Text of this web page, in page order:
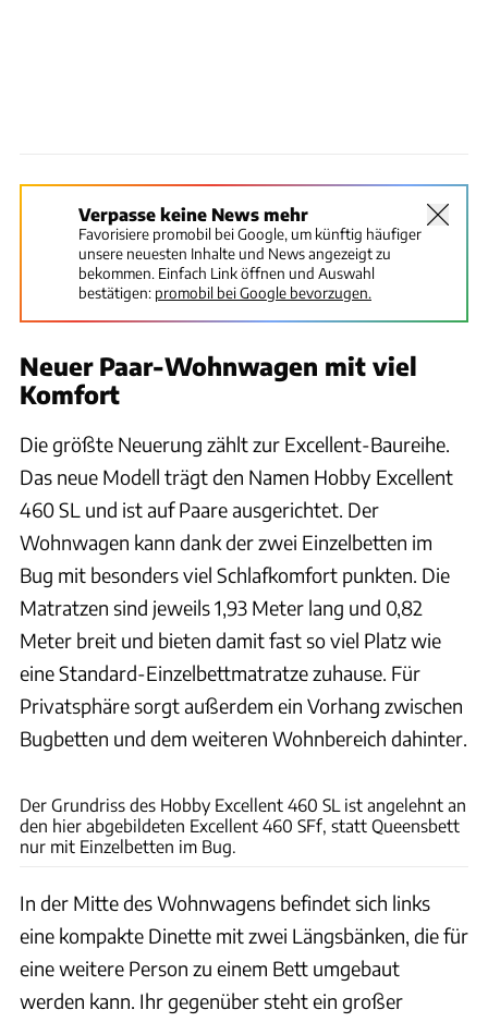
Verpasse keine News mehr
Favorisiere promobil bei Google, um künftig häufiger
unsere neuesten Inhalte und News angezeigt zu
bekommen. Einfach Link öffnen und Auswahl
bestätigen: promobil bei Google bevorzugen.
Neuer Paar-Wohnwagen mit viel
Komfort
Die größte Neuerung zählt zur Excellent-Baureihe.
Das neue Modell trägt den Namen Hobby Excellent
460 SL und ist auf Paare ausgerichtet. Der
Wohnwagen kann dank der zwei Einzelbetten im
Bug mit besonders viel Schlafkomfort punkten. Die
Matratzen sind jeweils 1,93 Meter lang und 0,82
Meter breit und bieten damit fast so viel Platz wie
eine Standard-Einzelbettmatratze zuhause. Für
Privatsphäre sorgt außerdem ein Vorhang zwischen
Bugbetten und dem weiteren Wohnbereich dahinter.
Der Grundriss des Hobby Excellent 460 SL ist angelehnt an
den hier abgebildeten Excellent 460 SFf, statt Queensbett
nur mit Einzelbetten im Bug.
In der Mitte des Wohnwagens befindet sich links
eine kompakte Dinette mit zwei Längsbänken, die für
eine weitere Person zu einem Bett umgebaut
werden kann. Ihr gegenüber steht ein großer